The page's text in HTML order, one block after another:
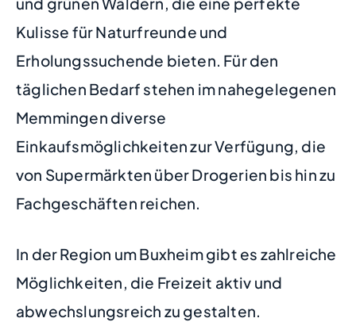
Kulisse für Naturfreunde und
Erholungssuchende bieten. Für den
täglichen Bedarf stehen im nahegelegenen
Memmingen diverse
Einkaufsmöglichkeiten zur Verfügung, die
von Supermärkten über Drogerien bis hin zu
Fachgeschäften reichen.
In der Region um Buxheim gibt es zahlreiche
Möglichkeiten, die Freizeit aktiv und
abwechslungsreich zu gestalten.